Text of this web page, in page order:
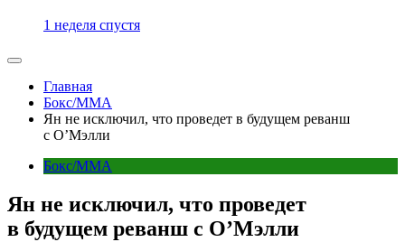
1 неделя спустя
Главная
Бокс/MMA
Ян не исключил, что проведет в будущем реванш
с О’Мэлли
Бокс/MMA
Ян не исключил, что проведет
в будущем реванш с О’Мэлли